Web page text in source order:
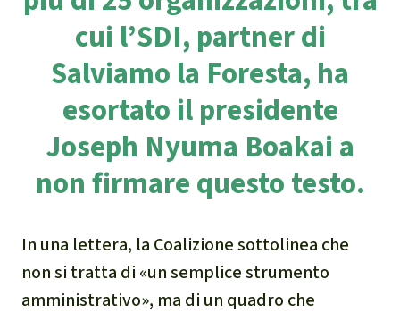
cui l’SDI, partner di
Salviamo la Foresta, ha
esortato il presidente
Joseph Nyuma Boakai a
non firmare questo testo.
In una lettera, la Coalizione sottolinea che
non si tratta di «un semplice strumento
amministrativo», ma di un quadro che